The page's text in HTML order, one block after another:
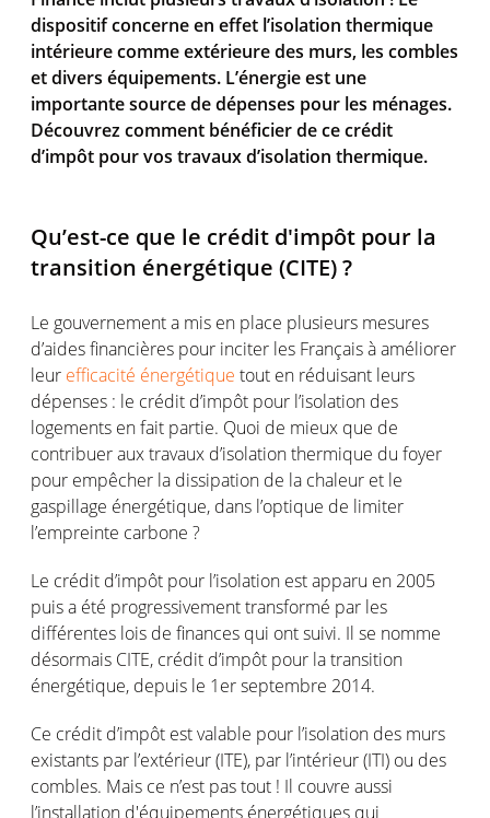
dispositif concerne en effet l’isolation thermique
intérieure comme extérieure des murs, les combles
et divers équipements. L’énergie est une
importante source de dépenses pour les ménages.
Découvrez comment bénéficier de ce crédit
d’impôt pour vos travaux d’isolation thermique.
Qu’est-ce que le crédit d'impôt pour la
transition énergétique (CITE) ?
Le gouvernement a mis en place plusieurs mesures
d’aides financières pour inciter les Français à améliorer
leur efficacité énergétique tout en réduisant leurs
dépenses : le crédit d’impôt pour l’isolation des
logements en fait partie. Quoi de mieux que de
contribuer aux travaux d’isolation thermique du foyer
pour empêcher la dissipation de la chaleur et le
gaspillage énergétique, dans l’optique de limiter
l’empreinte carbone ?
Le crédit d’impôt pour l’isolation est apparu en 2005
puis a été progressivement transformé par les
différentes lois de finances qui ont suivi. Il se nomme
désormais CITE, crédit d’impôt pour la transition
énergétique, depuis le 1er septembre 2014.
Ce crédit d’impôt est valable pour l’isolation des murs
existants par l’extérieur (ITE), par l’intérieur (ITI) ou des
combles. Mais ce n’est pas tout ! Il couvre aussi
l’installation d'équipements énergétiques qui